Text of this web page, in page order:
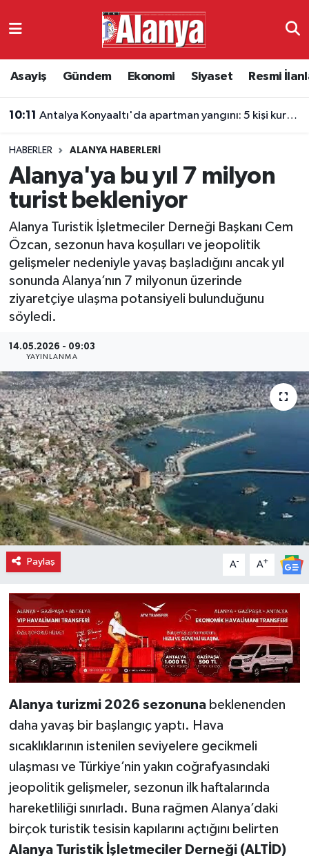
Asayiş Gündem Ekonomi Siyaset Resmi
10:11 Antalya Konyaaltı'da apartman yangını: 5 kişi kurtarıldı
HABERLER ALANYA HABERLERI
Alanya'ya bu yıl 7 milyon
turist bekleniyor
Alanya Turistik İşletmeciler Derneği Başkanı Cem
Özcan, sezonun hava koşulları ve jeopolitik
gelişmeler nedeniyle yavaş başladığını ancak yıl
sonunda Alanya’nın 7 milyonun üzerinde
ziyaretçiye ulaşma potansiyeli bulunduğunu
söyledi.
14.05.2026 - 09:03
YAYINLANMA
Paylaş A- A+
Alanya turizmi 2026 sezonunabeklenenden
daha yavaş bir başlangıç yaptı. Hava
sıcaklıklarının istenilen seviyelere gecikmeli
ulaşması ve Türkiye’nin yakın coğrafyasındaki
jeopolitik gelişmeler, sezonun ilk haftalarında
hareketliliği sınırladı. Buna rağmen Alanya’daki
birçok turistik tesisin kapılarını açtığını belirten
Alanya Turistik İşletmeciler Derneği (ALTİD)
Ekonomi
Resmi İlanlar
Alanyaspor
Turizm
E-Gazete
Antalya Namaz Vakitleri
Süper Lig Puan Durumu ve Fikstür
Tüm Manşetler
Son Dakika Haberleri
Haber Arşivi